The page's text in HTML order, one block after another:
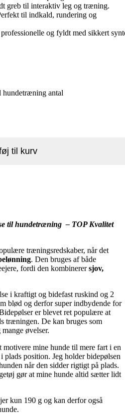
greb til interaktiv leg og træning.
til indkald, rundering og
og fyldt med sikkert
antal
til kurv
til hundetræning – TOP Kvalitet
træningsredskaber, når det
. Den bruges af både
fordi den kombinerersjov,
i kraftigt og bidefast ruskind og 2
blød og derfor super indbydende for
er blevet ret populære at
træningen. De kan bruges som
øvelser.
motivere mine hunde til mere fart i en
plads position. Jeg holder bidepølsen
når den sidder rigtigt på plads.
gør at mine hunde altid sætter lidt
kun 190 g og kan derfor også